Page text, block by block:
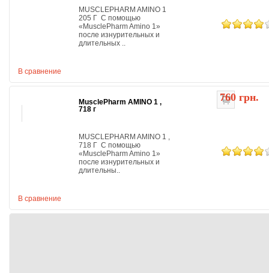
В сравнение
MUSCLEPHARM AMINO 1
205 Г С помощью
«MusclePharm Amino 1»
после изнурительных и
длительных ..
760 грн.
В сравнение
MusclePharm AMINO 1 ,
718 г
MUSCLEPHARM AMINO 1 ,
718 Г С помощью
«MusclePharm Amino 1»
после изнурительных и
длительны..